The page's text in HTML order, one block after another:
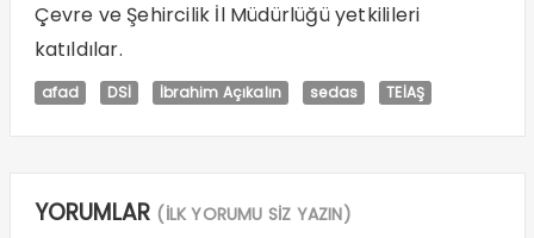
Çevre ve Şehircilik İl Müdürlüğü yetkilileri
katıldılar.
afad DSİ İbrahim Açıkalın sedas TEİAŞ
YORUMLAR (İLK YORUMU SİZ YAZIN)